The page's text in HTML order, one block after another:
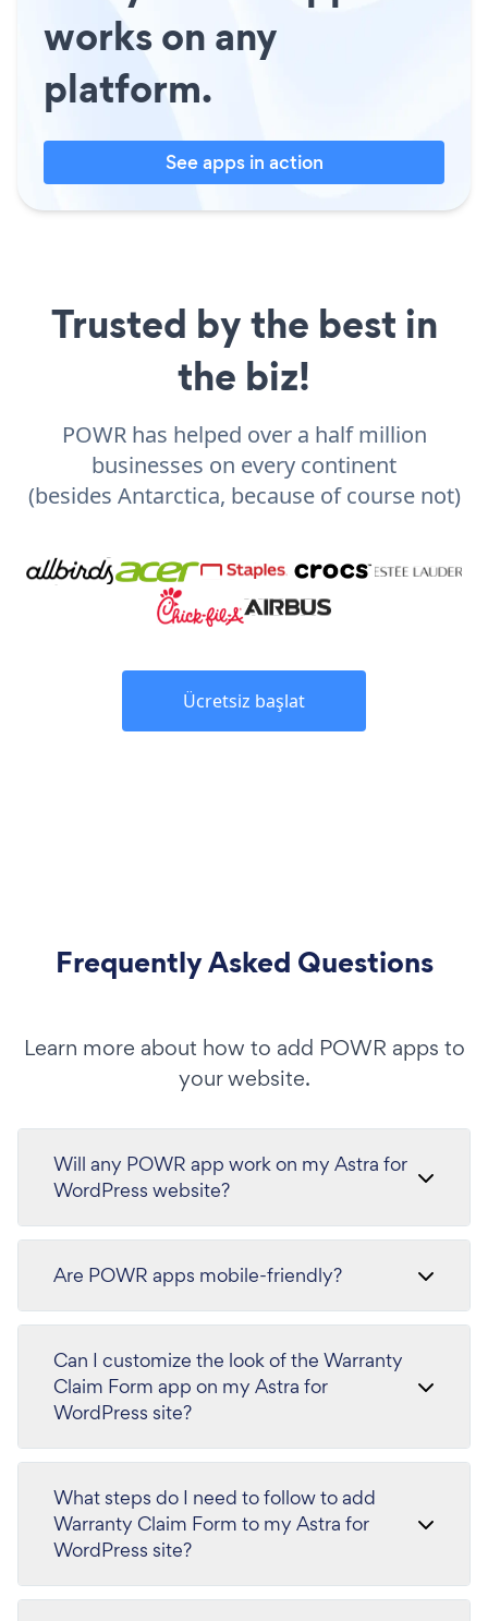
works on any
platform.
See apps in action
Trusted by the best in
the biz!
POWR has helped over a half million
businesses on every continent
(besides Antarctica, because of course not)
Ücretsiz başlat
Frequently Asked Questions
Learn more about how to add POWR apps to
your website.
Will any POWR app work on my Astra for
WordPress website?
Are POWR apps mobile-friendly?
Can I customize the look of the Warranty
Claim Form app on my Astra for
WordPress site?
What steps do I need to follow to add
Warranty Claim Form to my Astra for
WordPress site?